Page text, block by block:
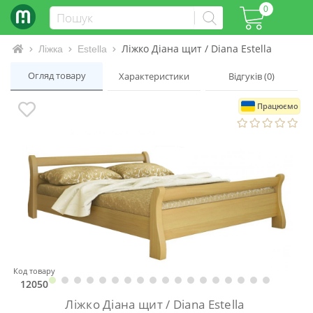
0
Інтернет-магазин матраців та ліжок
Ліжка Estella Ліжко Діана щит / Diana Estella
Огляд товару Характеристики Відгуків (0)
Працюємо
Код товару
12050
Ліжко Діана щит / Diana Estella